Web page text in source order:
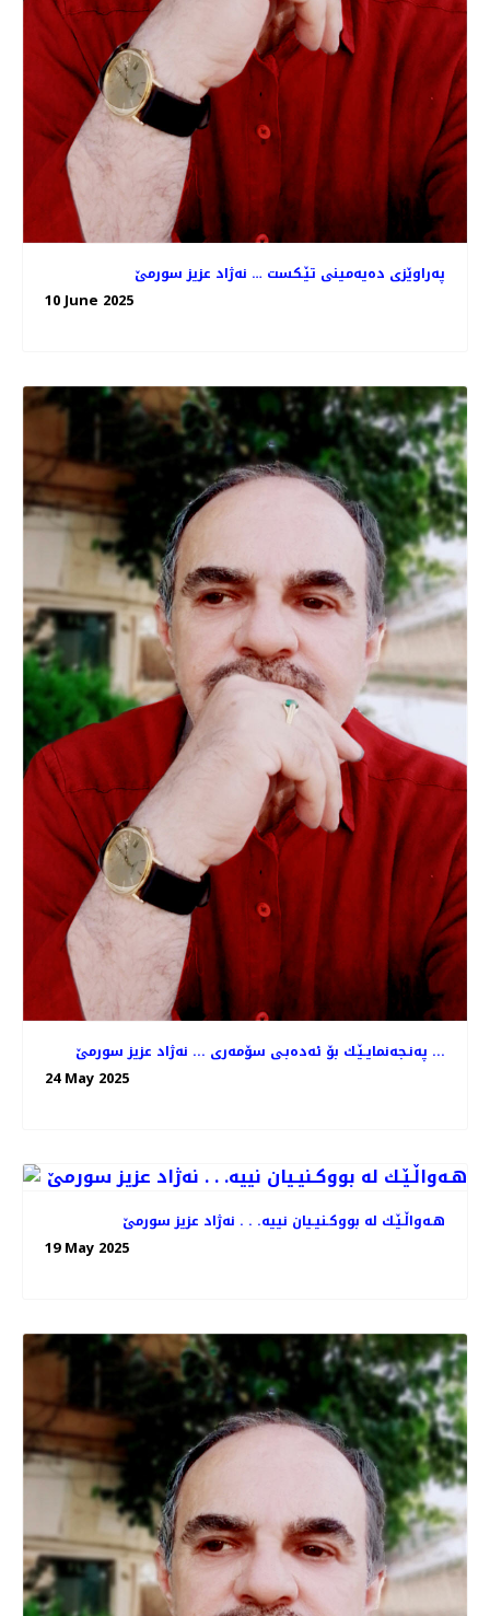
په‌راوێزی ده‌یه‌مینی تێـكست‌ … نه‌ژاد عزیز سورمێ
10 June 2025
په‌نـجه‌نمایـێـك بۆ ئه‌ده‌بـی سۆمه‌ری ... نه‌ژاد عزیز سورمێ ...
24 May 2025
هـه‌واڵـێـك له‌ بووكـنیـیان نییه‌. . . نه‌ژاد عزیز سورمێ
19 May 2025